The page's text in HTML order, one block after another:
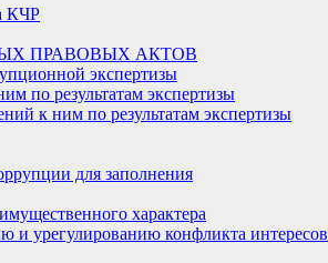
КЧР
ПРАВОВЫХ АКТОВ
экспертизы
по результатам экспертизы
к ним по результатам экспертизы
для заполнения
характера
и урегулированию конфликта интересов